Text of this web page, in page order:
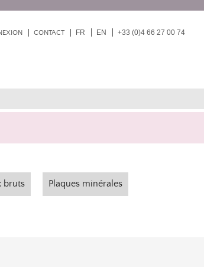
CONTACT FR EN +33 (0)4 66 27 00 74
bruts Plaques minérales